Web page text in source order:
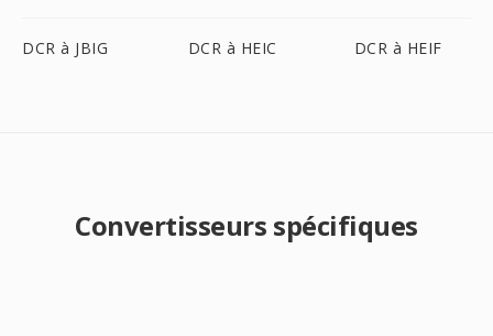
DCR à JBIG DCR à HEIC DCR à HEIF
Convertisseurs spécifiques